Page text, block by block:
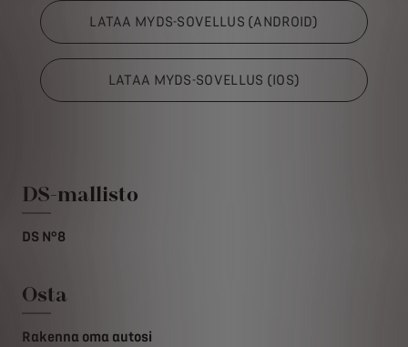
LATAA MYDS-SOVELLUS (ANDROID)
LATAA MYDS-SOVELLUS (IOS)
DS-mallisto
DS N°8
Osta
Rakenna oma autosi